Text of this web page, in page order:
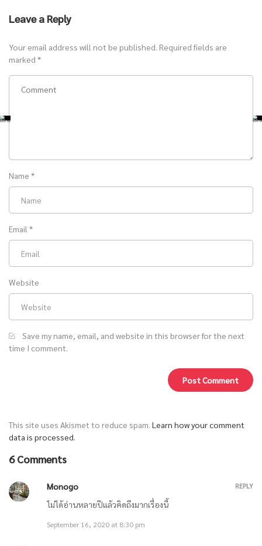
Leave a Reply
Your email address will not be published. Required fields are
marked *
Name *
Email *
Website
Save my name, email, and website in this browser for the next
time I comment.
This site uses Akismet to reduce spam. Learn how your comment
data is processed.
6 Comments
Monogo
ไม่ได้อ่านหลายปีแล้วคิดถึงมากเรื่องนี้
September 16, 2020 at 8:30 pm
REPLY